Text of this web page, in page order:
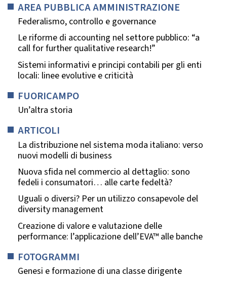
AREA PUBBLICA AMMINISTRAZIONE
Federalismo, controllo e governance
Le riforme di accounting nel settore pubblico: “a
call for further qualitative research!”
Sistemi informativi e principi contabili per gli enti
locali: linee evolutive e criticità
FUORICAMPO
Un’altra storia
ARTICOLI
La distribuzione nel sistema moda italiano: verso
nuovi modelli di business
Nuova sfida nel commercio al dettaglio: sono
fedeli i consumatori… alle carte fedeltà?
Uguali o diversi? Per un utilizzo consapevole del
diversity management
Creazione di valore e valutazione delle
performance: l’applicazione dell’EVA™ alle banche
FOTOGRAMMI
Genesi e formazione di una classe dirigente